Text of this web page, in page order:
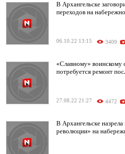
В Архангельске
переходов на
06.10.22 13:15 3409
«Славному» воинскому
потребуется ремонт
27.08.22 21:27 4472
В Архангельске
революции» на